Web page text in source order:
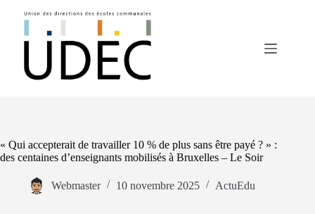
« Qui accepterait de travailler 10 % de plus sans être payé ? » :
des centaines d’enseignants mobilisés à Bruxelles – Le Soir
Webmaster 10 novembre 2025 ActuEdu